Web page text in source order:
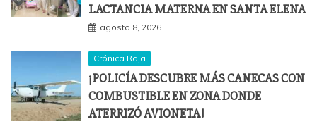
LACTANCIA MATERNA EN SANTA ELENA
agosto 8, 2026
Crónica Roja
¡POLICÍA DESCUBRE MÁS CANECAS CON
COMBUSTIBLE EN ZONA DONDE
ATERRIZÓ AVIONETA!